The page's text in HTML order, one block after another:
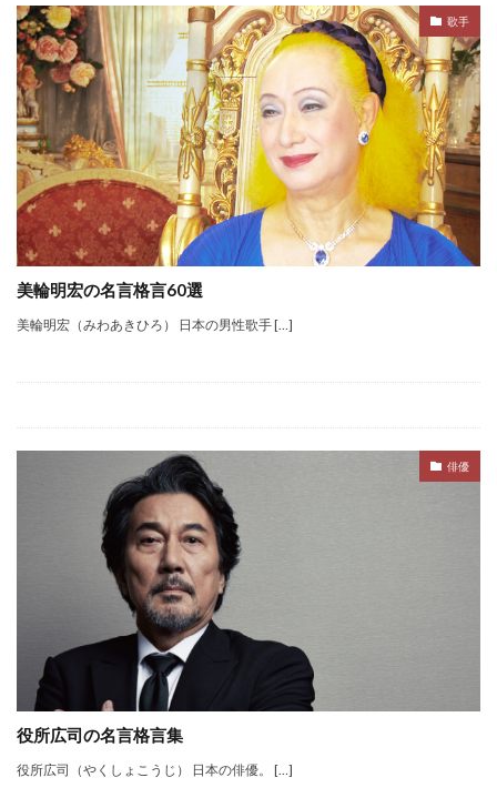
歌手
美輪明宏の名言格言60選
美輪明宏（みわあきひろ） 日本の男性歌手 […]
俳優
役所広司の名言格言集
役所広司（やくしょこうじ） 日本の俳優。 […]